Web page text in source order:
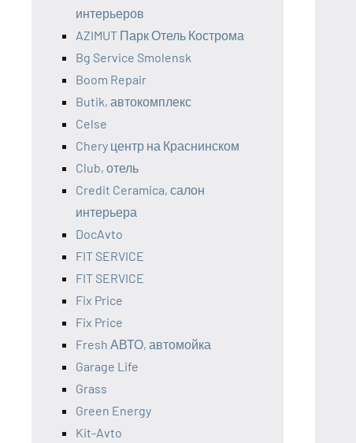
интерьеров
AZIMUT Парк Отель Кострома
Bg Service Smolensk
Boom Repair
Butik, автокомплекс
Celse
Chery центр на Краснинском
Club, отель
Credit Ceramica, салон
интерьера
DocAvto
FIT SERVICE
FIT SERVICE
Fix Price
Fix Price
Fresh АВТО, автомойка
Garage Life
Grass
Green Energy
Kit-Avto